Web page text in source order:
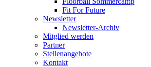
Fit For Future
Newsletter
Newsletter-Archiv
Mitglied werden
Partner
Stellenangebote
Kontakt